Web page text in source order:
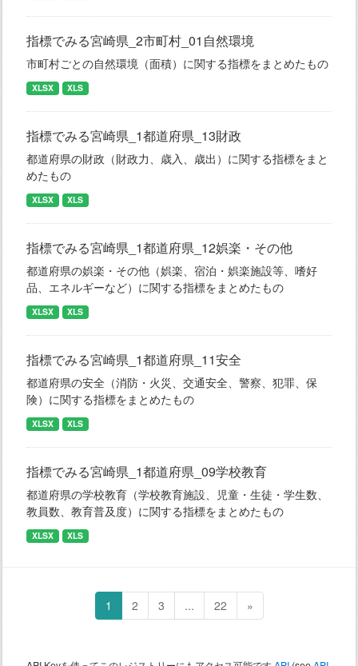
指標でみる宮崎県_2市町村_01自然環境
市町村ごとの自然環境（面積）に関する指標をまとめたもの
XLSX XLS
指標でみる宮崎県_1都道府県_13財政
都道府県の財政（財政力、歳入、歳出）に関する指標をまと
めたもの
XLSX XLS
指標でみる宮崎県_1都道府県_12娯楽・その他
都道府県の娯楽・その他（娯楽、宿泊・娯楽施設等、嗜好
品、エネルギーなど）に関する指標をまとめたもの
XLSX XLS
指標でみる宮崎県_1都道府県_11安全
都道府県の安全（消防・火災、交通安全、警察、犯罪、保
険）に関する指標をまとめたもの
XLSX XLS
指標でみる宮崎県_1都道府県_09学校教育
都道府県の学校教育（学校教育施設、児童・生徒・学生数、
教員数、教育普及度）に関する指標をまとめたもの
XLSX XLS
1 2 3 ... 22 »